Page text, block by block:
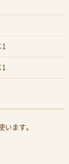
ます。